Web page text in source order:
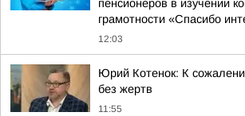
пенсионеров в изучении
грамотности «Спасибо
12:03
Юрий Котенок: К
без жертв
11:55